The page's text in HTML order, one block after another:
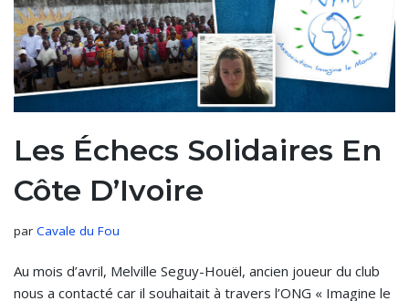
Les Échecs Solidaires En
Côte D’Ivoire
par Cavale du Fou
Au mois d’avril, Melville Seguy-Houël, ancien joueur du club
nous a contacté car il souhaitait à travers l’ONG « Imagine le